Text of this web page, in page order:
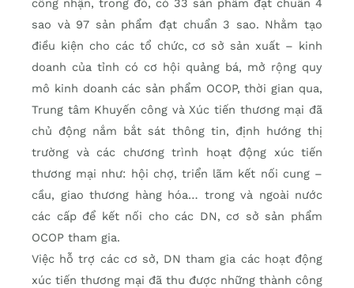
sao và 97 sản phẩm đạt chuẩn 3 sao. Nhằm tạo
điều kiện cho các tổ chức, cơ sở sản xuất – kinh
doanh của tỉnh có cơ hội quảng bá, mở rộng quy
mô kinh doanh các sản phẩm OCOP, thời gian qua,
Trung tâm Khuyến công và Xúc tiến thương mại đã
chủ động nắm bắt sát thông tin, định hướng thị
trường và các chương trình hoạt động xúc tiến
thương mại như: hội chợ, triển lãm kết nối cung –
cầu, giao thương hàng hóa… trong và ngoài nước
các cấp để kết nối cho các DN, cơ sở sản phẩm
OCOP tham gia.
Việc hỗ trợ các cơ sở, DN tham gia các hoạt động
xúc tiến thương mại đã thu được những thành công